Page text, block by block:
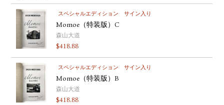
スペシャルエディション サイン入り
Momoe（特装版）C
森山大道
$418.88
スペシャルエディション サイン入り
Momoe（特装版）B
森山大道
$418.88